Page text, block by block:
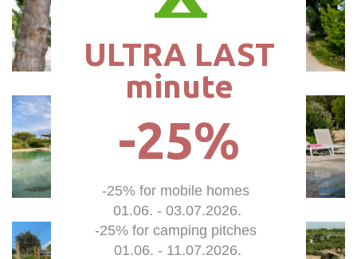
ULTRA LAST
minute
-25% for mobile homes
01.06. - 03.07.2026.
-25% for camping pitches
01.06. - 11.07.2026.
-25%